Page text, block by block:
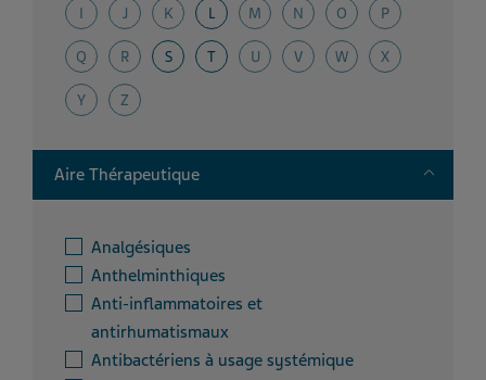
I J K L M N O P
Q R S T U V W X
Y Z
Aire Thérapeutique Toggle
Analgésiques
Anthelminthiques
Anti-inflammatoires et
antirhumatismaux
Antibactériens à usage systémique